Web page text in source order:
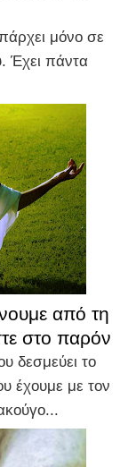
μόνο σε
Έχει πάντα
από τη
στο παρόν
δεσμεύει το
έχουμε με τον